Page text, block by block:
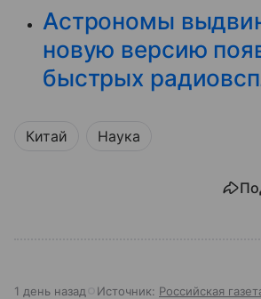
Астрономы
новую версию
быстрых
Китай Наука
1 день назад Источник: Российская